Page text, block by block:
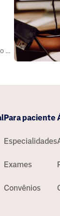
o
Para paciente
Especialidades
Exames
Convênios